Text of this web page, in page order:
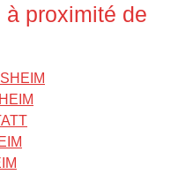
à proximité de